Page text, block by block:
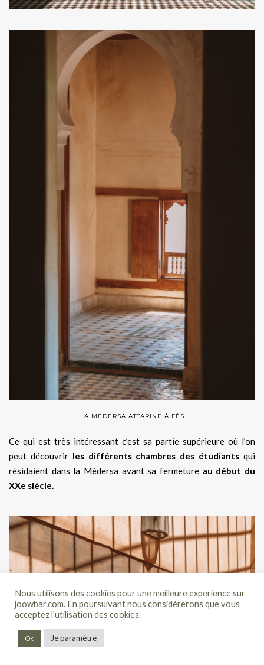
LA MÉDERSA ATTARINE À FÈS
Ce qui est très intéressant c’est sa partie supérieure où l’on
peut découvrir les différents chambres des étudiants qui
résidaient dans la Médersa avant sa fermeture au début du
XXe siècle.
Nous utilisons des cookies pour une meilleure experience sur
joowbar.com. En poursuivant nous considérerons que vous
acceptez l'utilisation des cookies.
Ok Je paramètre